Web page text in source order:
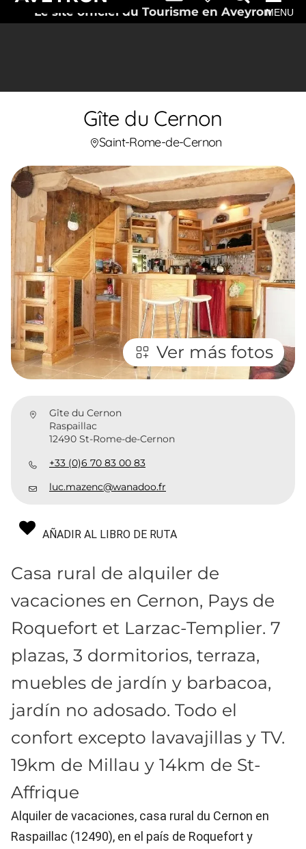
Le site officiel du Tourisme en AveyronMENU
Gîte du Cernon
Saint-Rome-de-Cernon
Ver más fotos
Gîte du Cernon
Raspaillac
12490 St-Rome-de-Cernon
+33 (0)6 70 83 00 83
luc.mazenc@wanadoo.fr
AÑADIR AL LIBRO DE RUTA
Casa rural de alquiler de
vacaciones en Cernon, Pays de
Roquefort et Larzac-Templier. 7
plazas, 3 dormitorios, terraza,
muebles de jardín y barbacoa,
jardín no adosado. Todo el
confort excepto lavavajillas y TV.
19km de Millau y 14km de St-
Affrique
Alquiler de vacaciones, casa rural du Cernon en
Raspaillac (12490), en el país de Roquefort y